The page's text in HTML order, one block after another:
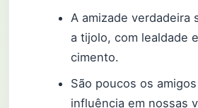
A amizade verdadeira
a tijolo, com lealdade
cimento.
São poucos os
influência em nossas